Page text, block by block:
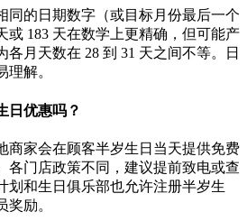
同的日期数字（或目标月份最后一个
或 183 天在数学上更精确，但可能产
月天数在 28 到 31 天之间不等。日
理解。
日优惠吗？
商家会在顾客半岁生日当天提供免费
各门店政策不同，建议提前致电或查
划和生日俱乐部也允许注册半岁生
奖励。